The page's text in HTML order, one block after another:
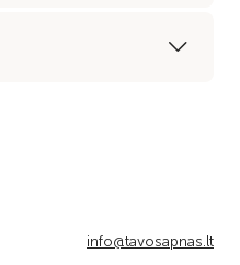
info@tavosapnas.lt